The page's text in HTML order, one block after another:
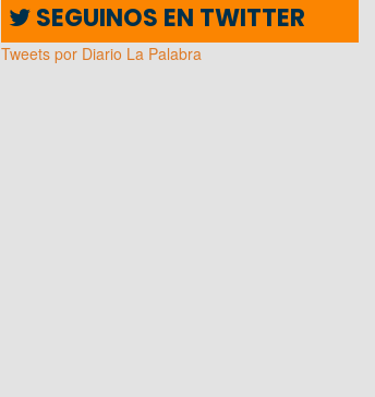
SEGUINOS EN TWITTER
Tweets por Diario La Palabra